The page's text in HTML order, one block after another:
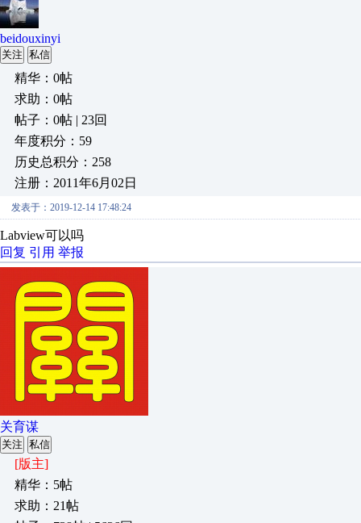
beidouxinyi
关注 私信
精华：0帖
求助：0帖
帖子：0帖 | 23回
年度积分：59
历史总积分：258
注册：2011年6月02日
发表于：2019-12-14 17:48:24
Labview可以吗
回复 引用 举报
关育谋
关注 私信
[版主]
精华：5帖
求助：21帖